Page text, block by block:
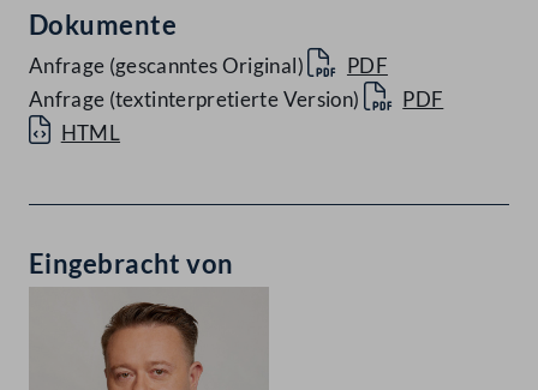
Dokumente
Anfrage (gescanntes Original)
PDF
Anfrage (textinterpretierte Version)
PDF
HTML
Eingebracht von